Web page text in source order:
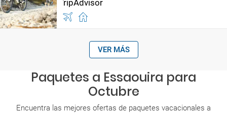
VER MÁS
Paquetes a Essaouira para
Octubre
Encuentra las mejores ofertas de paquetes vacacionales a